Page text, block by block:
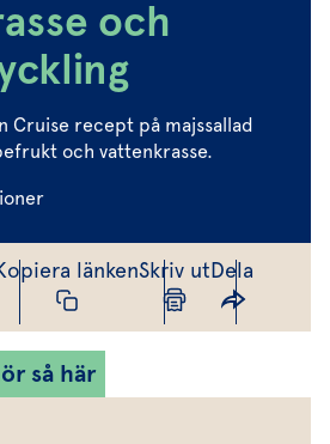
Marinad
Kryddsmör
Timjan
Oregano
Allt om sallat
Våra färska örter
Vår sallat & gröna blad
Våra mikroörter & skott
vinägretten
gör salladen
och
Cruise recept på majssallad
och vattenkrasse.
länkenSkriv utDela
så här